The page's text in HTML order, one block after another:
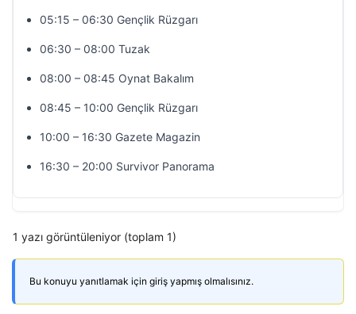
05:15 – 06:30 Gençlik Rüzgarı
06:30 – 08:00 Tuzak
08:00 – 08:45 Oynat Bakalım
08:45 – 10:00 Gençlik Rüzgarı
10:00 – 16:30 Gazete Magazin
16:30 – 20:00 Survivor Panorama
1 yazı görüntüleniyor (toplam 1)
Bu konuyu yanıtlamak için giriş yapmış olmalısınız.